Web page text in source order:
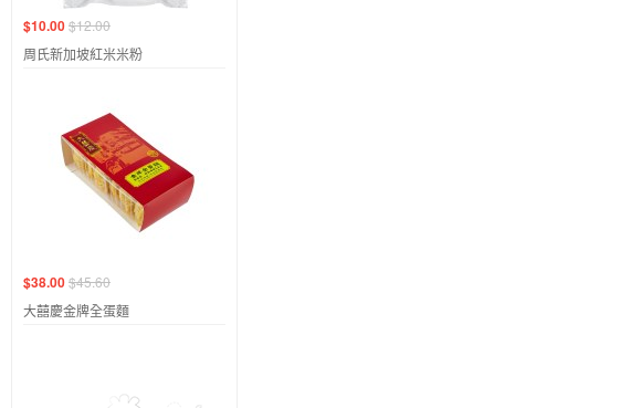
$10.00$12.00
周氏新加坡紅米米粉
$38.00$45.60
大囍慶金牌全蛋麵